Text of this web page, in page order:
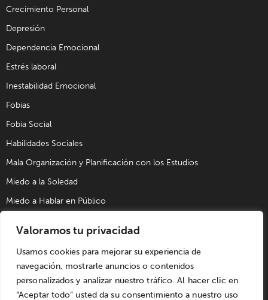
Valoramos tu privacidad
Usamos cookies para mejorar su experiencia de
navegación, mostrarle anuncios o contenidos
personalizados y analizar nuestro tráfico. Al hacer clic en
“Aceptar todo” usted da su consentimiento a nuestro uso
Crecimiento Personal
Depresión
Dependencia Emocional
Estrés laboral
Inestabilidad Emocional
Fobias
Fobia Social
Habilidades Sociales
Mala Organización y Planificación con los Estudios
Miedo a la Soledad
Miedo a Hablar en Público
Trastorno Obsesivo Compulsivo (TOC)
Trastornos de Alimentación